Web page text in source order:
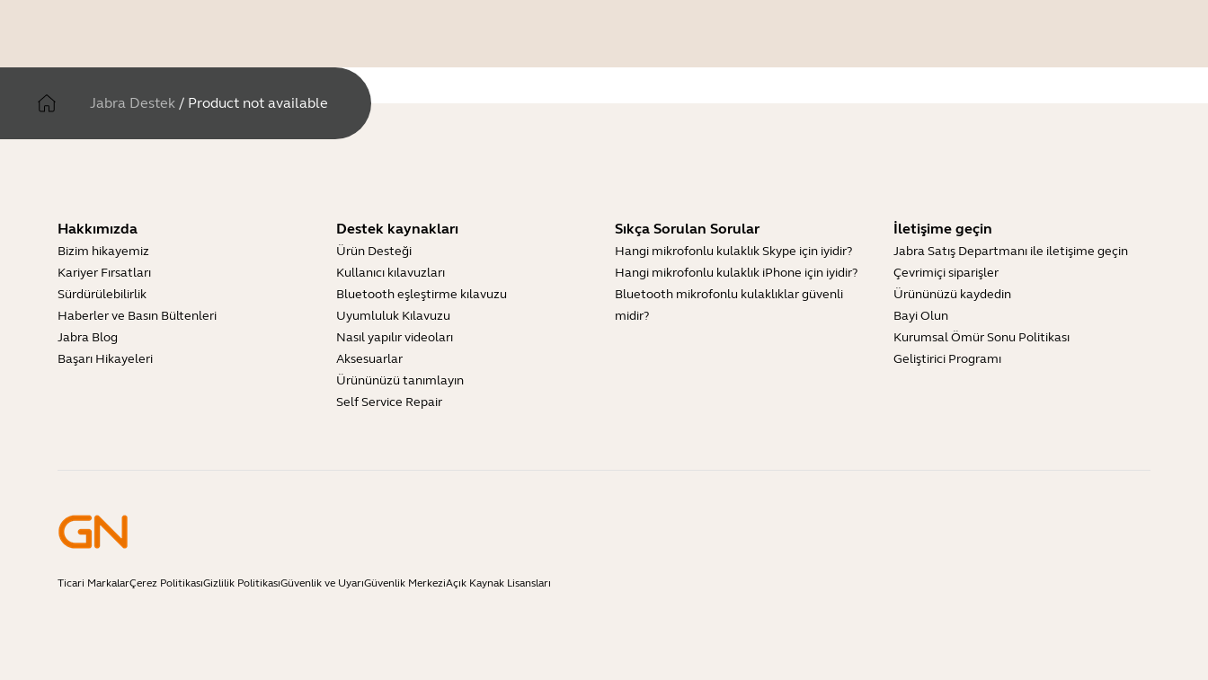
Jabra Destek / Product not available
Hakkımızda
Bizim hikayemiz
Kariyer Fırsatları
Sürdürülebilirlik
Haberler ve Basın Bültenleri
Jabra Blog
Başarı Hikayeleri
Destek kaynakları
Ürün Desteği
Kullanıcı kılavuzları
Bluetooth eşleştirme kılavuzu
Uyumluluk Kılavuzu
Nasıl yapılır videoları
Aksesuarlar
Ürününüzü tanımlayın
Self Service Repair
Sıkça Sorulan Sorular
Hangi mikrofonlu kulaklık Skype için iyidir?
Hangi mikrofonlu kulaklık iPhone için iyidir?
Bluetooth mikrofonlu kulaklıklar güvenli
midir?
İletişime geçin
Jabra Satış Departmanı ile iletişime geçin
Çevrimiçi siparişler
Ürününüzü kaydedin
Bayi Olun
Kurumsal Ömür Sonu Politikası
Geliştirici Programı
Ticari MarkalarÇerez PolitikasıGizlilik PolitikasıGüvenlik ve UyarıGüvenlik MerkeziAçık Kaynak Lisansları